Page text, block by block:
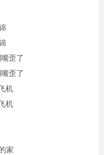
歪了
歪了
机
机
家